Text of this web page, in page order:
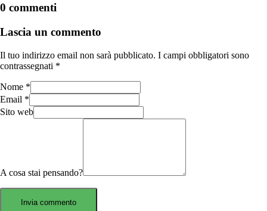
0 commenti
Lascia un commento
Il tuo indirizzo email non sarà pubblicato. I campi obbligatori sono
contrassegnati *
Nome *
Email *
Sito web
A cosa stai pensando?